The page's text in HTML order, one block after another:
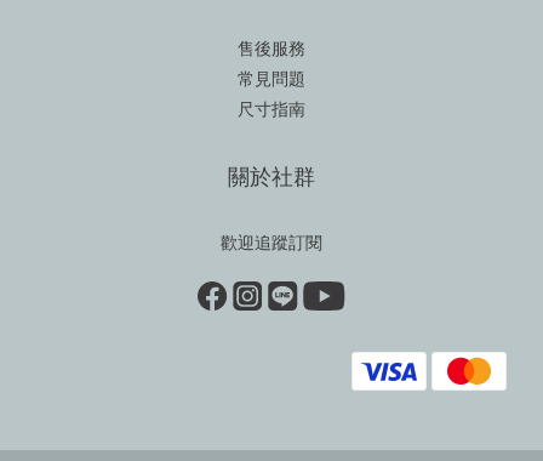
售後服務
常見問題
尺寸指南
關於社群
歡迎追蹤訂閱